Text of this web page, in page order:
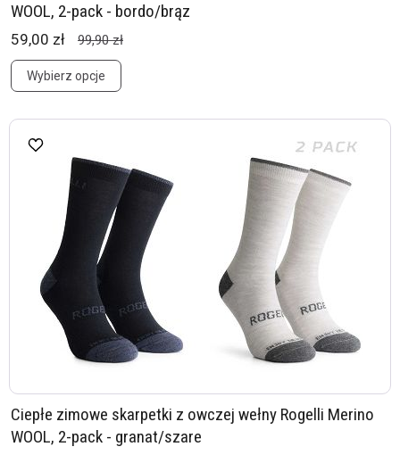
WOOL, 2-pack - bordo/brąz
59,00 zł 99,90 zł
Wybierz opcje
Ciepłe zimowe skarpetki z owczej wełny Rogelli Merino
WOOL, 2-pack - granat/szare